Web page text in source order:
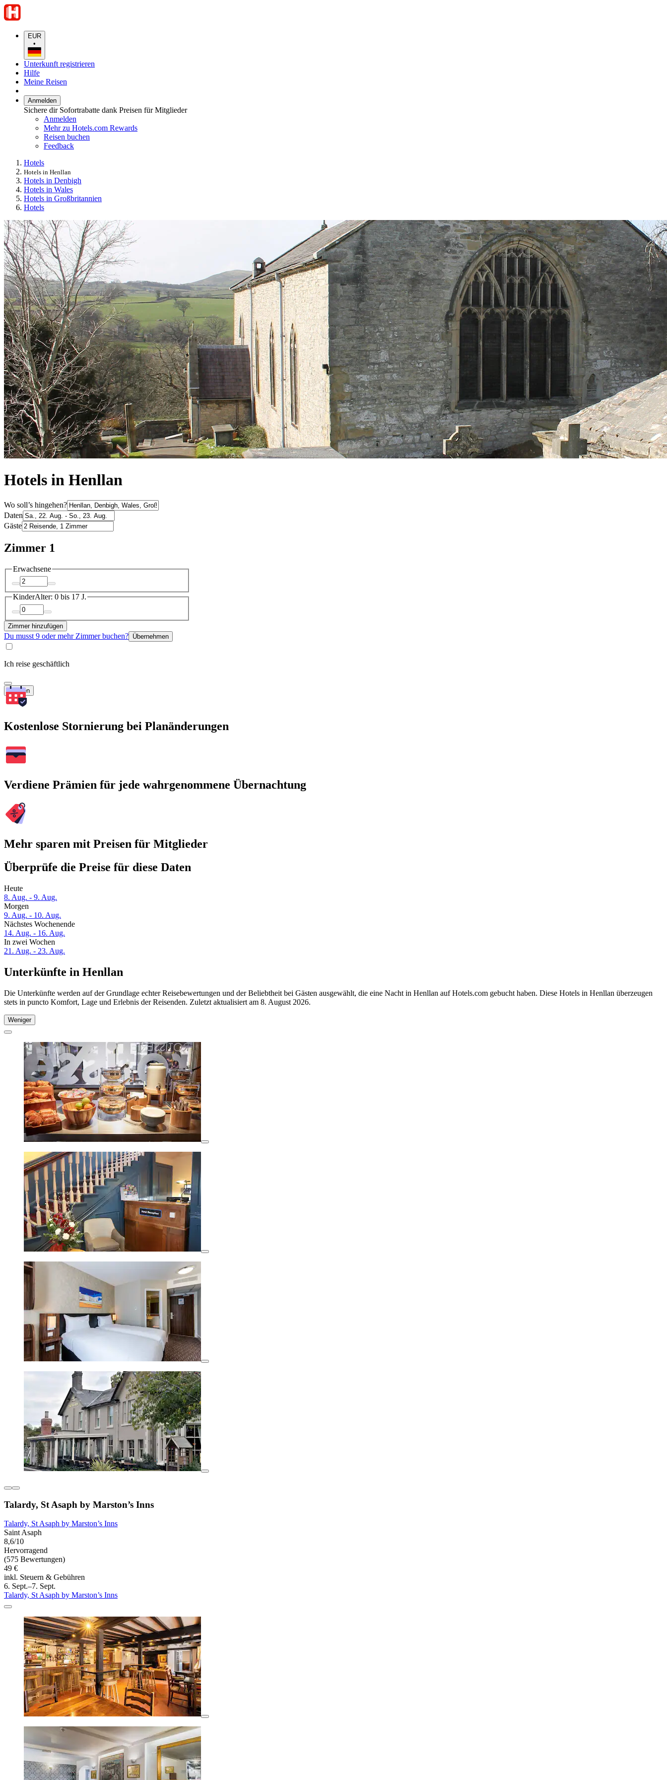
EUR
•
Unterkunft registrieren
Hilfe
Meine Reisen
Anmelden
Sichere dir Sofortrabatte dank Preisen für Mitglieder
Anmelden
Mehr zu Hotels.com Rewards
Reisen buchen
Feedback
Hotels
Hotels in Henllan
Hotels in Denbigh
Hotels in Wales
Hotels in Großbritannien
Hotels
Hotels in Henllan
Wo soll’s hingehen?
Daten
Gäste
Zimmer 1
Erwachsene
KinderAlter: 0 bis 17 J.
Zimmer hinzufügen
Du musst 9 oder mehr Zimmer buchen? Übernehmen
Ich reise geschäftlich
Suchen
Kostenlose Stornierung bei Planänderungen
Verdiene Prämien für jede wahrgenommene Übernachtung
Mehr sparen mit Preisen für Mitglieder
Überprüfe die Preise für diese Daten
Heute
8. Aug. - 9. Aug.
Morgen
9. Aug. - 10. Aug.
Nächstes Wochenende
14. Aug. - 16. Aug.
In zwei Wochen
21. Aug. - 23. Aug.
Unterkünfte in Henllan
Die Unterkünfte werden auf der Grundlage echter Reisebewertungen und der Beliebtheit bei Gästen ausgewählt, die eine Nacht in Henllan auf Hotels.com gebucht haben. Diese Hotels in Henllan überzeugen
stets in puncto Komfort, Lage und Erlebnis der Reisenden. Zuletzt aktualisiert am 8. August 2026.
Weniger
Talardy, St Asaph by Marston’s Inns
Talardy, St Asaph by Marston’s Inns
Saint Asaph
8,6/10
Hervorragend
(575 Bewertungen)
49 €
inkl. Steuern & Gebühren
6. Sept.–7. Sept.
Talardy, St Asaph by Marston’s Inns